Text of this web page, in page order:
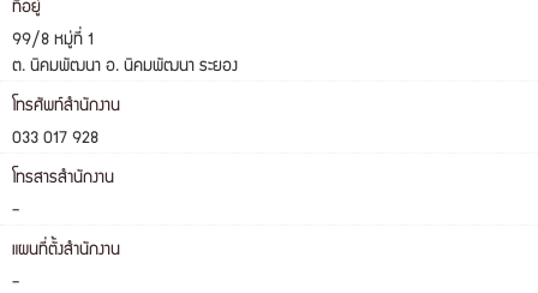
ที่อยู่
99/8 หมู่ที่ 1
ต. นิคมพัฒนา อ. นิคมพัฒนา ระยอง
โทรศัพท์สำนักงาน
033 017 928
โทรสารสำนักงาน
-
แผนที่ตั้งสำนักงาน
-